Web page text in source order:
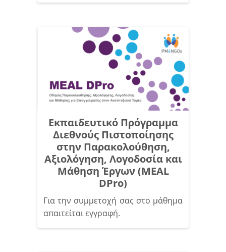
Εκπαιδευτικό Πρόγραμμα
Διεθνούς Πιστοποίησης
στην Παρακολούθηση,
Αξιολόγηση, Λογοδοσία και
Μάθηση Έργων (MEAL
DPro)
Για την συμμετοχή σας στο μάθημα
απαιτείται εγγραφή.